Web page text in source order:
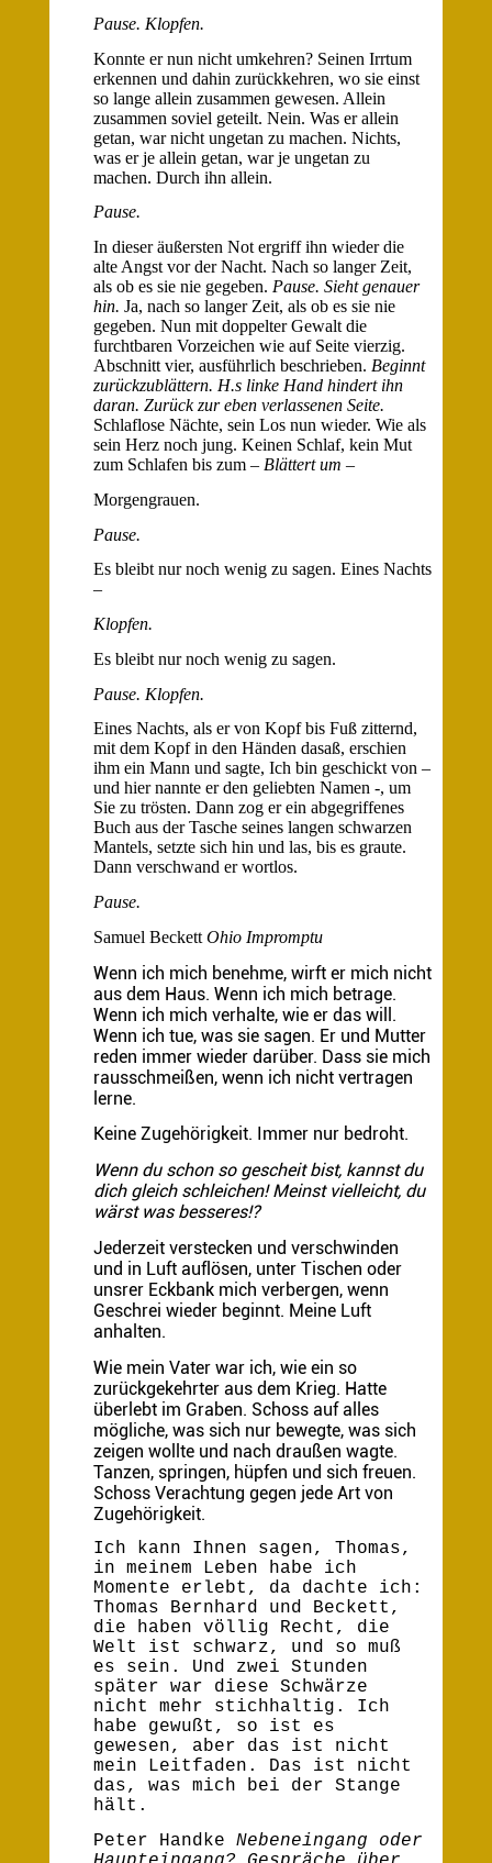
Pause. Klopfen.
Konnte er nun nicht umkehren? Seinen Irrtum
erkennen und dahin zurückkehren, wo sie einst
so lange allein zusammen gewesen. Allein
zusammen soviel geteilt. Nein. Was er allein
getan, war nicht ungetan zu machen. Nichts,
was er je allein getan, war je ungetan zu
machen. Durch ihn allein.
Pause.
In dieser äußersten Not ergriff ihn wieder die
alte Angst vor der Nacht. Nach so langer Zeit,
als ob es sie nie gegeben. Pause. Sieht genauer
hin. Ja, nach so langer Zeit, als ob es sie nie
gegeben. Nun mit doppelter Gewalt die
furchtbaren Vorzeichen wie auf Seite vierzig.
Abschnitt vier, ausführlich beschrieben. Beginnt
zurückzublättern. H.s linke Hand hindert ihn
daran. Zurück zur eben verlassenen Seite.
Schlaflose Nächte, sein Los nun wieder. Wie als
sein Herz noch jung. Keinen Schlaf, kein Mut
zum Schlafen bis zum – Blättert um –
Morgengrauen.
Pause.
Es bleibt nur noch wenig zu sagen. Eines Nachts
–
Klopfen.
Es bleibt nur noch wenig zu sagen.
Pause. Klopfen.
Eines Nachts, als er von Kopf bis Fuß zitternd,
mit dem Kopf in den Händen dasaß, erschien
ihm ein Mann und sagte, Ich bin geschickt von –
und hier nannte er den geliebten Namen -, um
Sie zu trösten. Dann zog er ein abgegriffenes
Buch aus der Tasche seines langen schwarzen
Mantels, setzte sich hin und las, bis es graute.
Dann verschwand er wortlos.
Pause.
Samuel Beckett Ohio Impromptu
Wenn ich mich benehme, wirft er mich nicht
aus dem Haus. Wenn ich mich betrage.
Wenn ich mich verhalte, wie er das will.
Wenn ich tue, was sie sagen. Er und Mutter
reden immer wieder darüber. Dass sie mich
rausschmeißen, wenn ich nicht vertragen
lerne.
Keine Zugehörigkeit. Immer nur bedroht.
Wenn du schon so gescheit bist, kannst du
dich gleich schleichen! Meinst vielleicht, du
wärst was besseres!?
Jederzeit verstecken und verschwinden
und in Luft auflösen, unter Tischen oder
unsrer Eckbank mich verbergen, wenn
Geschrei wieder beginnt. Meine Luft
anhalten.
Wie mein Vater war ich, wie ein so
zurückgekehrter aus dem Krieg. Hatte
überlebt im Graben. Schoss auf alles
mögliche, was sich nur bewegte, was sich
zeigen wollte und nach draußen wagte.
Tanzen, springen, hüpfen und sich freuen.
Schoss Verachtung gegen jede Art von
Zugehörigkeit.
Ich kann Ihnen sagen, Thomas,
in meinem Leben habe ich
Momente erlebt, da dachte ich:
Thomas Bernhard und Beckett,
die haben völlig Recht, die
Welt ist schwarz, und so muß
es sein. Und zwei Stunden
später war diese Schwärze
nicht mehr stichhaltig. Ich
habe gewußt, so ist es
gewesen, aber das ist nicht
mein Leitfaden. Das ist nicht
das, was mich bei der Stange
hält.
Peter Handke Nebeneingang oder